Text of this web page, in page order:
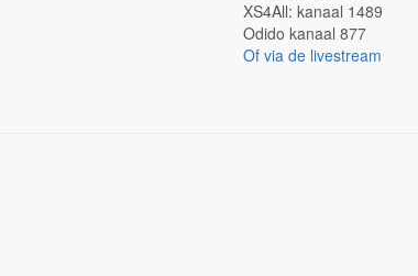
XS4All: kanaal 1489
Odido kanaal 877
Of via de livestream